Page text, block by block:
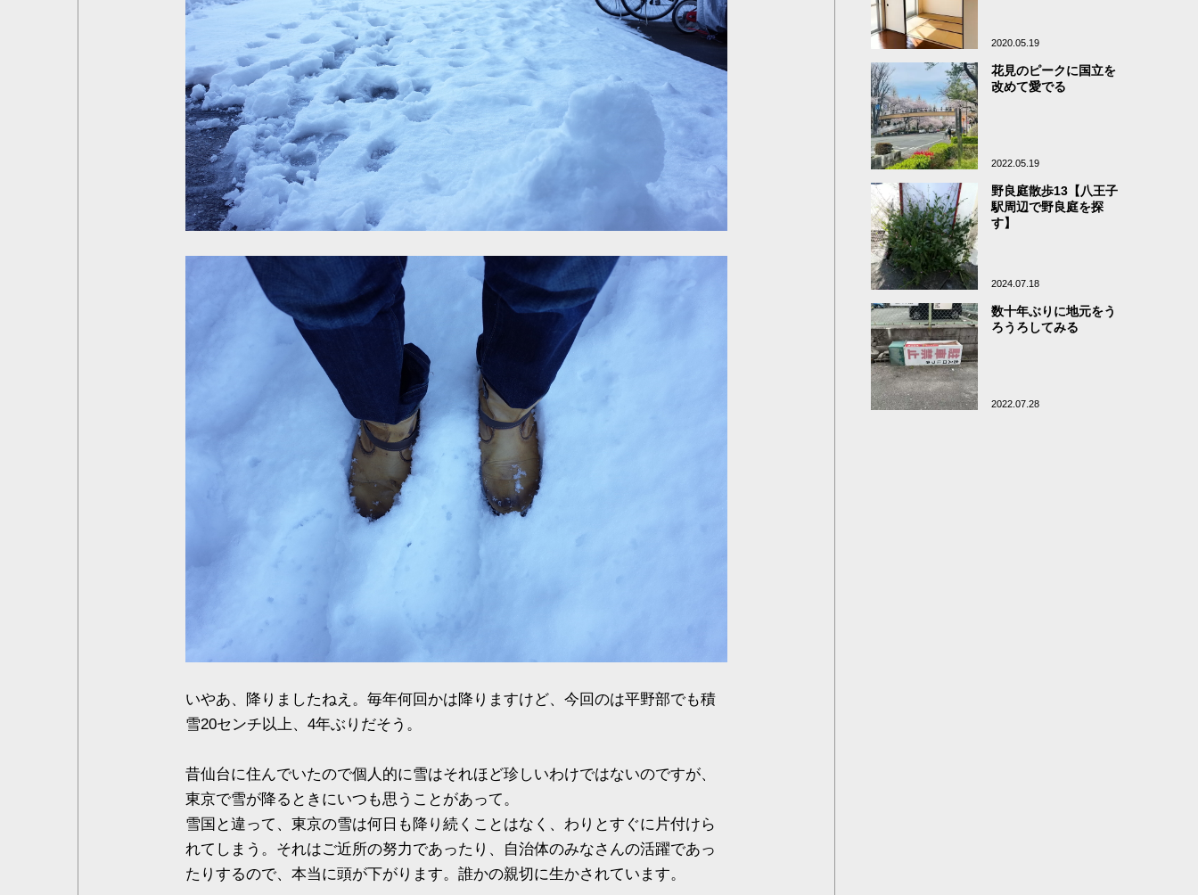
いやあ、降りましたねえ。毎年何回かは降りますけど、今回のは平野部でも積
雪20センチ以上、4年ぶりだそう。
昔仙台に住んでいたので個人的に雪はそれほど珍しいわけではないのですが、
東京で雪が降るときにいつも思うことがあって。
雪国と違って、東京の雪は何日も降り続くことはなく、わりとすぐに片付けら
れてしまう。それはご近所の努力であったり、自治体のみなさんの活躍であっ
たりするので、本当に頭が下がります。誰かの親切に生かされています。
2020.05.19
花見のピークに国立を
改めて愛でる
2022.05.19
野良庭散歩13【八王子
駅周辺で野良庭を探
す】
2024.07.18
数十年ぶりに地元をう
ろうろしてみる
2022.07.28